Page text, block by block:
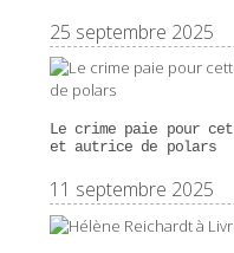
25 septembre 2025
Le crime paie pour
et autrice de polars
11 septembre 2025